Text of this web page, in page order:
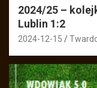
2024/25 –
Lublin 1:2
2024-12-15